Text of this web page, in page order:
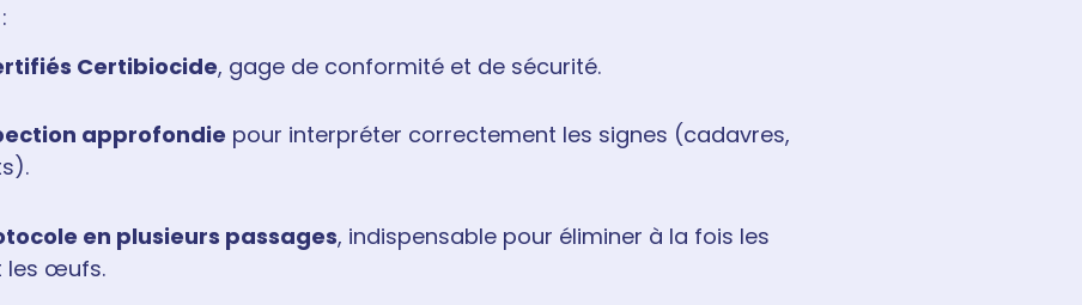
:
Certibiocide, gage de conformité et de sécurité.
approfondie pour interpréter correctement les signes (cadavres,
en plusieurs passages, indispensable pour éliminer à la fois les
les œufs.